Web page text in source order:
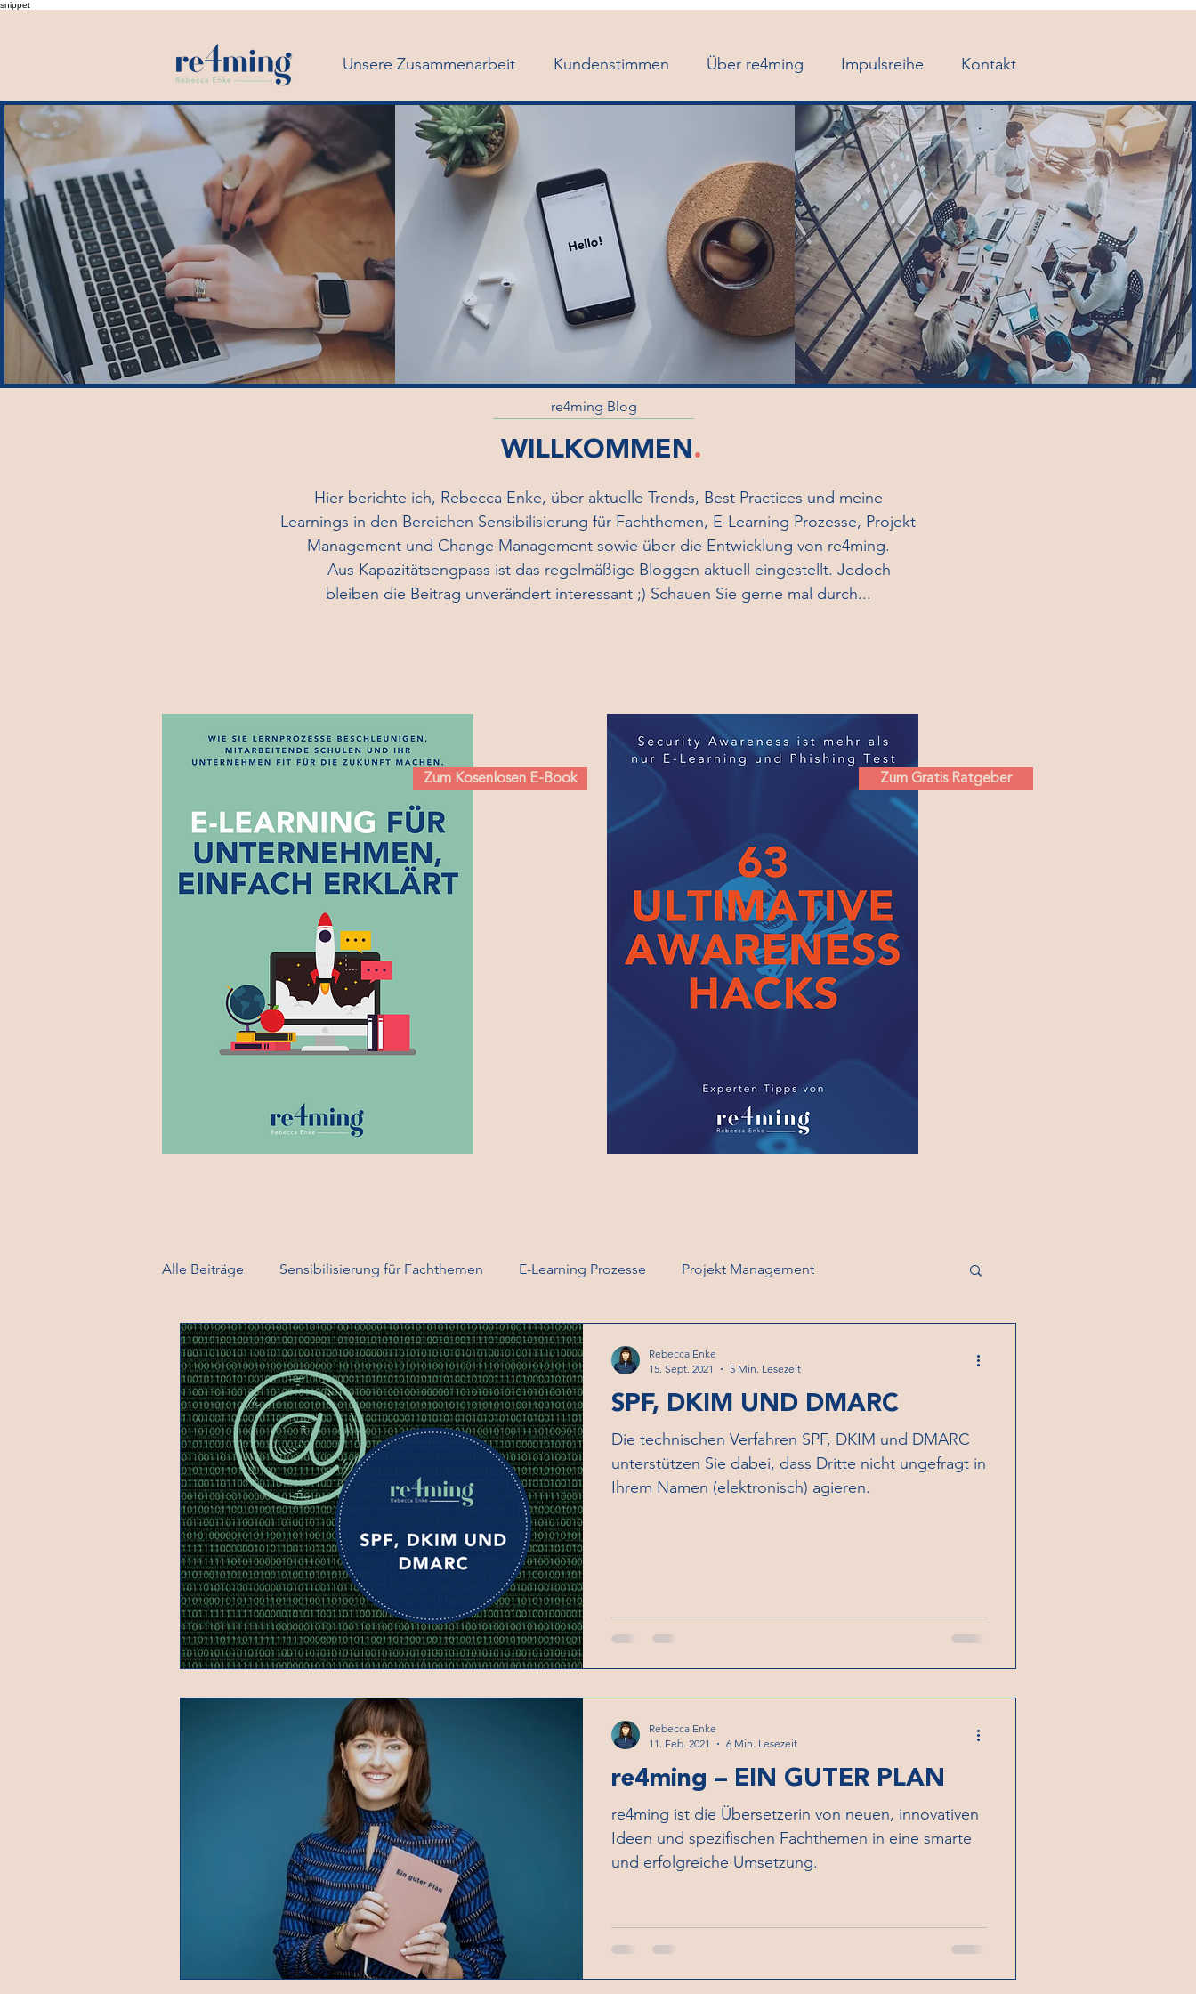
snippet
Unsere Zusammenarbeit Kundenstimmen Über re4ming Impulsreihe Kontakt
re4ming Blog
WILLKOMMEN.
Hier berichte ich, Rebecca Enke, über aktuelle Trends, Best Practices und meine
Learnings in den Bereichen Sensibilisierung für Fachthemen, E-Learning Prozesse, Projekt
Management und Change Management sowie über die Entwicklung von re4ming.
Aus Kapazitätsengpass ist das regelmäßige Bloggen aktuell eingestellt. Jedoch
bleiben die Beitrag unverändert interessant ;) Schauen Sie gerne mal durch...
Zum Kosenlosen E-Book Zum Gratis Ratgeber
Alle Beiträge Sensibilisierung für Fachthemen E-Learning Prozesse Projekt Management
Change Management re4ming News
SPF, DKIM UND DMARC
Die technischen Verfahren SPF, DKIM und DMARC
unterstützen Sie dabei, dass Dritte nicht ungefragt in
Ihrem Namen (elektronisch) agieren.
Rebecca Enke
15. Sept. 2021
5 Min. Lesezeit
re4ming – EIN GUTER PLAN
re4ming ist die Übersetzerin von neuen, innovativen
Ideen und spezifischen Fachthemen in eine smarte
und erfolgreiche Umsetzung.
Rebecca Enke
11. Feb. 2021
6 Min. Lesezeit